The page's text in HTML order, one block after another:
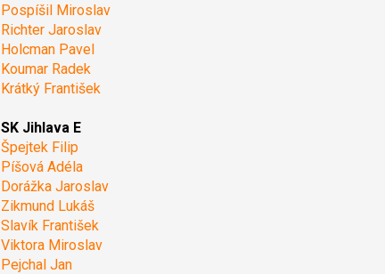
Pospíšil Miroslav
Richter Jaroslav
Holcman Pavel
Koumar Radek
Krátký František
SK Jihlava E
Špejtek Filip
Píšová Adéla
Dorážka Jaroslav
Zikmund Lukáš
Slavík František
Viktora Miroslav
Pejchal Jan